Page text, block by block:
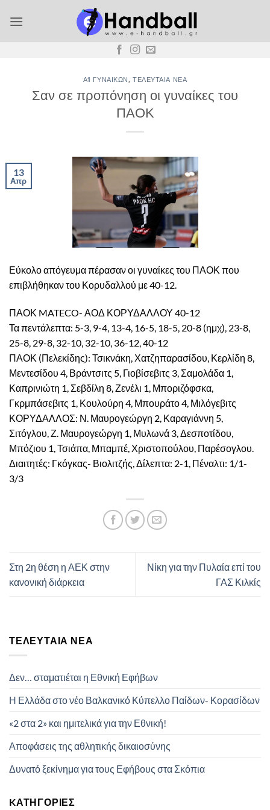
στο
Α1 ΓΥΝΑΙΚΏΝ, ΤΕΛΕΥΤΑΊΑ ΝΈΑ
Σαν σε προπόνηση οι γυναίκες του
ΠΑΟΚ
13
Απρ
Εύκολο απόγευμα πέρασαν οι γυναίκες του ΠΑΟΚ που
επιβλήθηκαν του Κορυδαλλού με 40-12.
ΠΑΟΚ MATECO- ΑΟΔ ΚΟΡΥΔΑΛΛΟΥ 40-12
Τα πεντάλεπτα: 5-3, 9-4, 13-4, 16-5, 18-5, 20-8 (ημχ), 23-8,
25-8, 29-8, 32-10, 32-10, 36-12, 40-12
ΠΑΟΚ (Πελεκίδης): Τσικνάκη, Χατζηπαρασίδου, Κερλίδη 8,
Μεντεσίδου 4, Βράντσιτς 5, Γιοβίσεβιτς 3, Σαμολάδα 1,
Καπρινιώτη 1, Σεβδίλη 8, Ζενέλι 1, Μποριζόφσκα,
Γκρμπάσεβιτς 1, Κουλούρη 4, Μπουράτο 4, Μιλόγεβιτς
ΚΟΡΥΔΑΛΛΟΣ: Ν. Μαυρογεώργη 2, Καραγιάννη 5,
Σιτόγλου, Ζ. Μαυρογεώργη 1, Μυλωνά 3, Δεσποτίδου,
Μπόζιου 1, Τσιάπα, Μπαμπέ, Χριστοπούλου, Παρέσογλου.
Διαιτητές: Γκόγκας- Βιολιτζής, Δίλεπτα: 2-1, Πέναλτι: 1/1-
3/3
Στη 2η θέση η ΑΕΚ στην
κανονική διάρκεια
Νίκη για την Πυλαία επί του
ΓΑΣ Κιλκίς
ΤΕΛΕΥΤΑΊΑ ΝΈΑ
Δεν… σταματιέται η Εθνική Εφήβων
Η Ελλάδα στο νέο Βαλκανικό Κύπελλο Παίδων- Κορασίδων
«2 στα 2» και ημιτελικά για την Εθνική!
Αποφάσεις της αθλητικής δικαιοσύνης
Δυνατό ξεκίνημα για τους Εφήβους στα Σκόπια
KΑΤΗΓΟΡΊΕΣ